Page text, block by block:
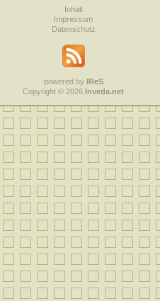
Inhalt
Impressum
Datenschutz
powered by IReS
Copyright © 2026 Inveda.net